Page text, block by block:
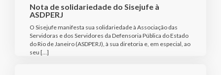
Nota de solidariedade do Sisejufe à
ASDPERJ
O Sisejufe manifesta sua solidariedade à Associação das
Servidoras e dos Servidores da Defensoria Pública do Estado
do Rio de Janeiro (ASDPERJ), à sua diretoria e, em especial, ao
seu […]